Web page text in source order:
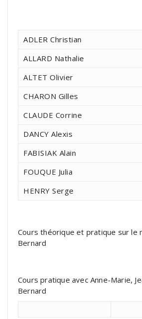
ADLER Christian
ALLARD Nathalie
ALTET Olivier
CHARON Gilles
CLAUDE Corrine
DANCY Alexis
FABISIAK Alain
FOUQUE Julia
HENRY Serge
Cours théorique et pratique sur le
Bernard
Cours pratique avec Anne-Marie,
Bernard